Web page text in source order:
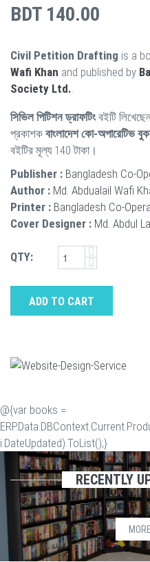
BDT 140.00
Civil Petition Drafting is a
Wafi Khan and published by
Society Ltd..
সিভিল পিটিশন ড্রাফটিংবইটি
প্রকাশক বাংলাদেশ কো-অপারেটিভ
বইটির মূল্য 140 টাকা।
Publisher : Bangladesh Co-
Author : Md. Abdualail Wafi
Printer : Bangladesh Co-
Cover Designer : Md. Abdul
QTY:
ADD TO CART
@{var books =
i.DateUpdated).ToList();}
RECENTLY